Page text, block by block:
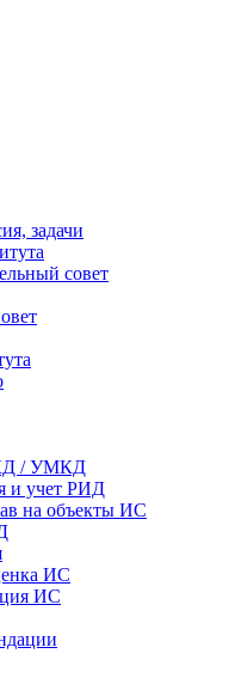
задачи
совет
/ УМКД
и учет РИД
на объекты ИС
ИС
ИС